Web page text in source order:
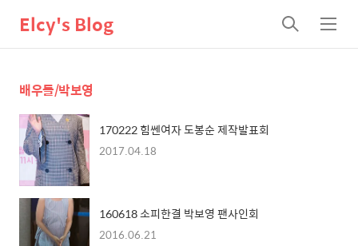
Elcy's Blog
검
색
메
뉴
배우들/박보영
170222 힘쎈여자 도봉순 제작발표회
2017.04.18
160618 소피한결 박보영 팬사인회
2016.06.21